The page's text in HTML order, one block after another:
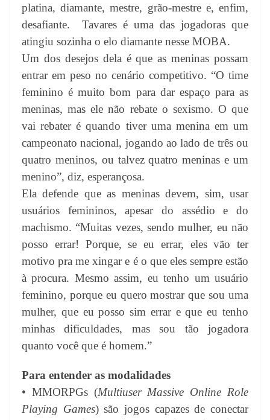
platina, diamante, mestre, grão-mestre e, enfim,
desafiante.
Tavares é uma das jogadoras que
atingiu sozinha o elo diamante nesse MOBA.
Um dos desejos dela é que as meninas possam
entrar em peso no cenário competitivo. “O time
feminino é muito bom para dar espaço para as
meninas, mas ele não rebate o sexismo. O que
vai rebater é quando tiver uma menina em um
campeonato nacional, jogando ao lado de três ou
quatro meninos, ou talvez quatro meninas e um
menino”, diz, esperançosa.
Ela defende que as meninas devem, sim, usar
usuários femininos, apesar do assédio e do
machismo. “Muitas vezes, sendo mulher, eu não
posso errar! Porque, se eu errar, eles vão ter
motivo pra me xingar e é o que eles sempre estão
à procura. Mesmo assim, eu tenho um usuário
feminino, porque eu queromostrar que sou uma
mulher, que eu posso sim errar e que eu tenho
minhas dificuldades, mas sou tão jogadora
quanto você que é homem.”
Para entender as modalidades
• MMORPGs (Multiuser Massive Online Role
Playing Games) são jogos capazes de conectar